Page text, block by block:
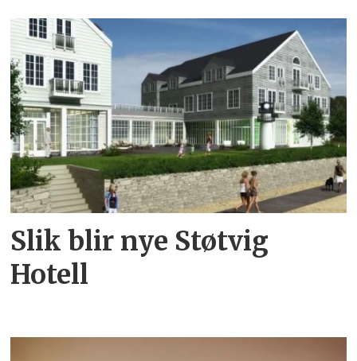
Slik blir nye Støtvig
Hotell